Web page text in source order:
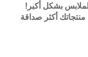
بشكل أكبر!
أكثر صداقة